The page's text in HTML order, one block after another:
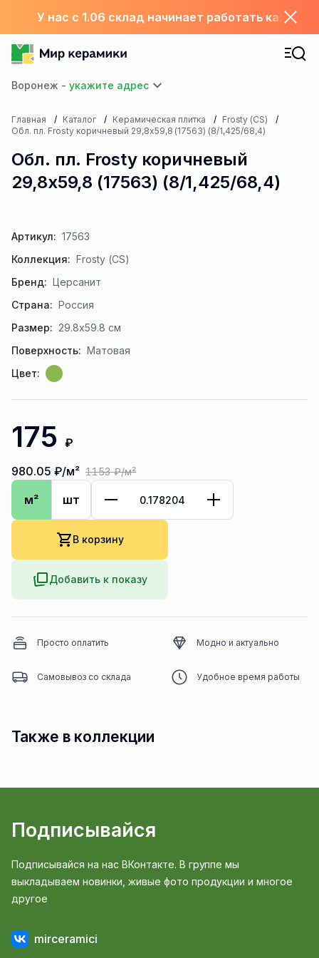
У нас с 1.06 склад начинает работать каждый
Воронеж -
Главная Каталог Керамическая плитка
Frosty (CS)
Обл. пл. Frosty коричневый 29,8x59,8 (17563) (8/1,425/68,4)
Обл. пл. Frosty коричневый
29,8x59,8 (17563) (8/1,425/68,4)
Артикул: 17563
Коллекция: Frosty (CS)
Бренд: Церсанит
Страна: Россия
Размер: 29.8x59.8 см
Поверхность: Матовая
Цвет:
175 ₽
980.05 ₽/м² 1153 ₽/м²
м² шт
В корзину
Добавить к показу
Просто оплатить Модно и актуально
Самовывоз со склада Удобное время работы
Также в коллекции
Подписывайся
Подписывайся на нас ВКонтакте. В группе мы
выкладываем новинки, живые фото продукции и многое
другое
mirceramici